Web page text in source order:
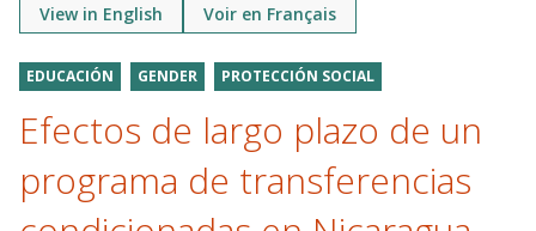
View in English Voir en Français
EDUCACIÓN GENDER PROTECCIÓN SOCIAL
Efectos de largo plazo de un
programa de transferencias